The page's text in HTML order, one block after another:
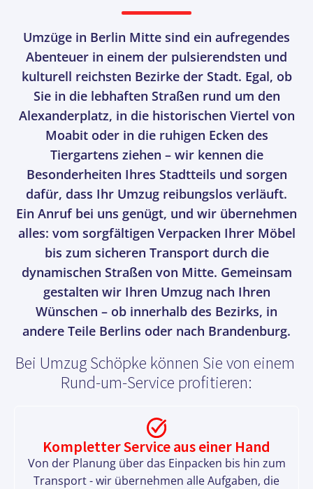
Umzüge in Berlin Mitte sind ein aufregendes
Abenteuer in einem der pulsierendsten und
kulturell reichsten Bezirke der Stadt. Egal, ob
Sie in die lebhaften Straßen rund um den
Alexanderplatz, in die historischen Viertel von
Moabit oder in die ruhigen Ecken des
Tiergartens ziehen – wir kennen die
Besonderheiten Ihres Stadtteils und sorgen
dafür, dass Ihr Umzug reibungslos verläuft.
Ein Anruf bei uns genügt, und wir übernehmen
alles: vom sorgfältigen Verpacken Ihrer Möbel
bis zum sicheren Transport durch die
dynamischen Straßen von Mitte. Gemeinsam
gestalten wir Ihren Umzug nach Ihren
Wünschen – ob innerhalb des Bezirks, in
andere Teile Berlins oder nach Brandenburg.
Bei Umzug Schöpke können Sie von einem
Rund-um-Service profitieren:
Kompletter Service aus einer Hand
Von der Planung über das Einpacken bis hin zum
Transport - wir übernehmen alle Aufgaben, die